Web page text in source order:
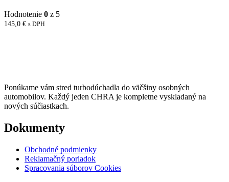
Hodnotenie 0 z 5
145,0 € s DPH
Ponúkame vám stred turbodúchadla do väčšiny osobných
automobilov. Každý jeden CHRA je kompletne vyskladaný na
nových súčiastkach.
Dokumenty
Obchodné podmienky
Reklamačný poriadok
Spracovania súborov Cookies